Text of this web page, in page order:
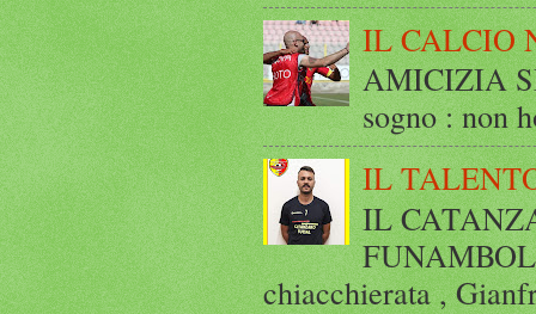
IL CALCIO
AMICIZIA
sogno : non
IL
IL
chiacchierata ,